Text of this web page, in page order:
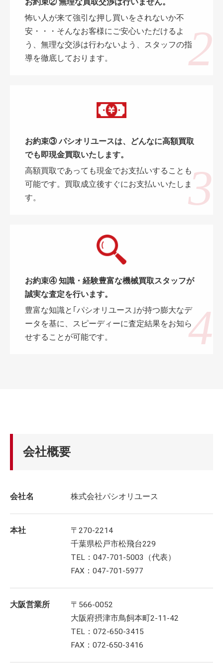
お約束② 無理な買取交渉は行いません。
怖い人が来て強引な押し買いをされないか不
安・・・そんなお客様にご安心いただけるよ
う、無理な交渉は行わないよう、スタッフの指
導を徹底しております。
お約束③ パシオリユースは、どんなに高額買取
でも即現金買取いたします。
高額買取であっても現金でお支払いすることも
可能です。買取成立後すぐにお支払いいたしま
す。
お約束④ 知識・経験豊富な機械買取スタッフが
誠実な査定を行います。
豊富な知識と｢パシオリユース｣が持つ膨大なデ
ータを基に、スピーディーに査定結果をお知ら
せすることが可能です。
会社概要
会社名 株式会社パシオリユース
本社
〒270-2214
千葉県松戸市松飛台229
TEL：047-701-5003（代表）
FAX：047-701-5977
大阪営業所
〒566-0052
大阪府摂津市鳥飼本町2-11-42
TEL：072-650-3415
FAX：072-650-3416